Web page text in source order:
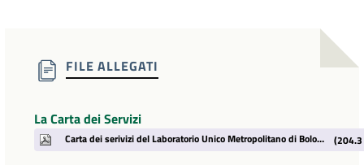
FILE ALLEGATI
La Carta dei Servizi
Carta dei serivizi del Laboratorio Unico Metropolitano di Bologna.pdf (204.3